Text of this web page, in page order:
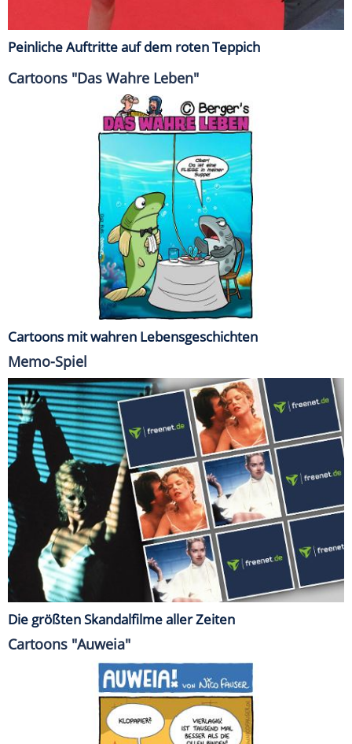
Peinliche Auftritte auf dem roten Teppich
Cartoons "Das Wahre Leben"
Cartoons mit wahren Lebensgeschichten
Memo-Spiel
Die größten Skandalfilme aller Zeiten
Cartoons "Auweia"